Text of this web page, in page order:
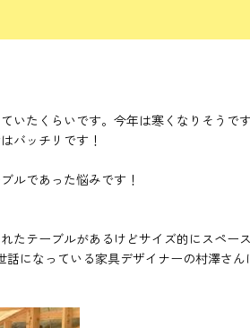
いたくらいです。今年は寒くなりそうです
バッチリです！
ルであった悩みです！
たテーブルがあるけどサイズ的にスペース
話になっている家具デザイナーの村澤さ